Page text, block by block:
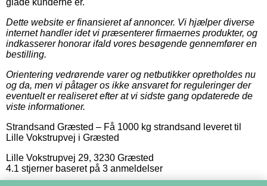
glade kunderne er.
Dette website er finansieret af annoncer. Vi hjælper diverse
internet handler idet vi præsenterer firmaernes produkter, og
indkasserer honorar ifald vores besøgende gennemfører en
bestilling.
Orientering vedrørende varer og netbutikker opretholdes nu
og da, men vi påtager os ikke ansvaret for reguleringer der
eventuelt er realiseret efter at vi sidste gang opdaterede de
viste informationer.
Strandsand Græsted – Få 1000 kg strandsand leveret til
Lille Vokstrupvej i Græsted
Lille Vokstrupvej 29, 3230 Græsted
4.1 stjerner baseret på 3 anmeldelser